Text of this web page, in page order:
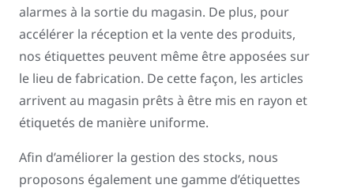
alarmes à la sortie du magasin. De plus, pour
accélérer la réception et la vente des produits,
nos étiquettes peuvent même être apposées sur
le lieu de fabrication. De cette façon, les articles
arrivent au magasin prêts à être mis en rayon et
étiquetés de manière uniforme.
Afin d’améliorer la gestion des stocks, nous
proposons également une gamme d’étiquettes